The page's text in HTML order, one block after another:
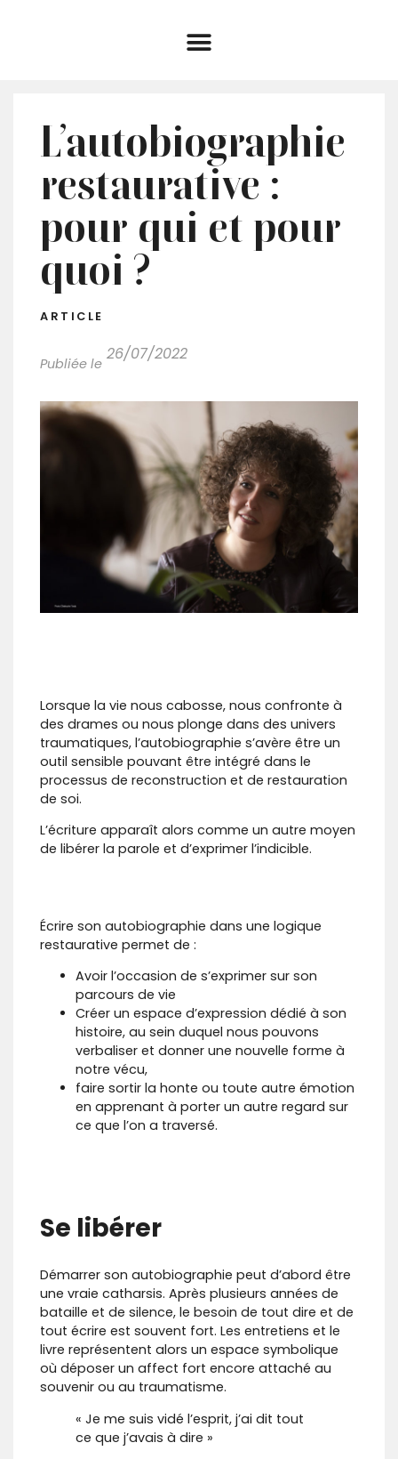
L’autobiographie
restaurative :
pour qui et pour
quoi ?
ARTICLE
Publiée le
26/07/2022
Lorsque la vie nous cabosse, nous confronte à
des drames ou nous plonge dans des univers
traumatiques, l’autobiographie s’avère être un
outil sensible pouvant être intégré dans le
processus de reconstruction et de restauration
de soi.
L’écriture apparaît alors comme un autre moyen
de libérer la parole et d’exprimer l’indicible.
Écrire son autobiographie dans une logique
restaurative permet de :
​Avoir l’occasion de s’exprimer sur son
parcours de vie
Créer un espace d’expression dédié à son
histoire, au sein duquel nous pouvons
verbaliser et donner une nouvelle forme à
notre vécu,
faire sortir la honte ou toute autre émotion
en apprenant à porter un autre regard sur
ce que l’on a traversé.
Se libérer
Démarrer son autobiographie peut d’abord être
une vraie catharsis. Après plusieurs années de
bataille et de silence, le besoin de tout dire et de
tout écrire est souvent fort. Les entretiens et le
livre représentent alors un espace symbolique
où déposer un affect fort encore attaché au
souvenir ou au traumatisme.
« Je me suis vidé l’esprit, j’ai dit tout
ce que j’avais à dire »